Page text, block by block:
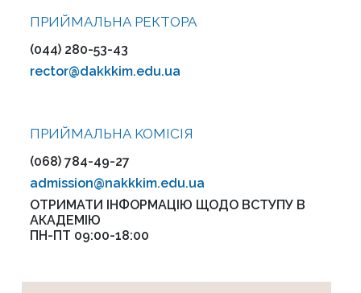
ПРИЙМАЛЬНА РЕКТОРА
(044) 280-53-43
rector@dakkkim.edu.ua
ПРИЙМАЛЬНА KOMІСІЯ
(068) 784-49-27
admission@nakkkim.edu.ua
ОТРИМАТИ ІНФОРМАЦІЮ ЩОДО ВСТУПУ В
АКАДЕМІЮ
ПН-ПТ 09:00-18:00